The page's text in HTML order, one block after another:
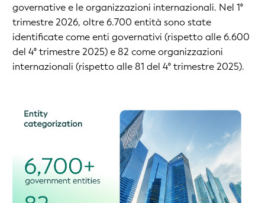
governative e le organizzazioni internazionali. Nel 1°
trimestre 2026, oltre 6.700 entità sono state
identificate come enti governativi (rispetto alle 6.600
del 4° trimestre 2025) e 82 come organizzazioni
internazionali (rispetto alle 81 del 4° trimestre 2025).